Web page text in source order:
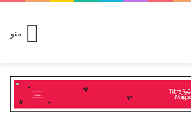
منو